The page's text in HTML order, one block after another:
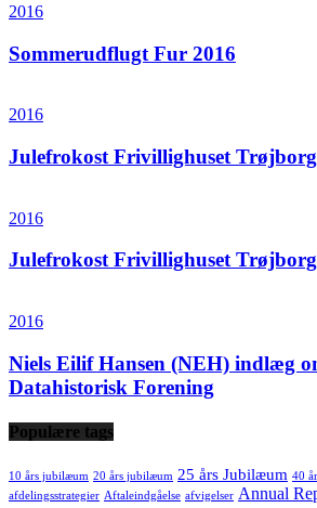
2016
Sommerudflugt Fur 2016
2016
Julefrokost Frivillighuset
2016
Julefrokost Frivillighuset
2016
Niels Eilif Hansen (NEH) indlæg
Datahistorisk Forening
Populære tags
10 års jubilæum 20 års jubilæum 25 års Jubilæum 40
afdelingsstrategier Aftaleindgåelse afvigelser Annual